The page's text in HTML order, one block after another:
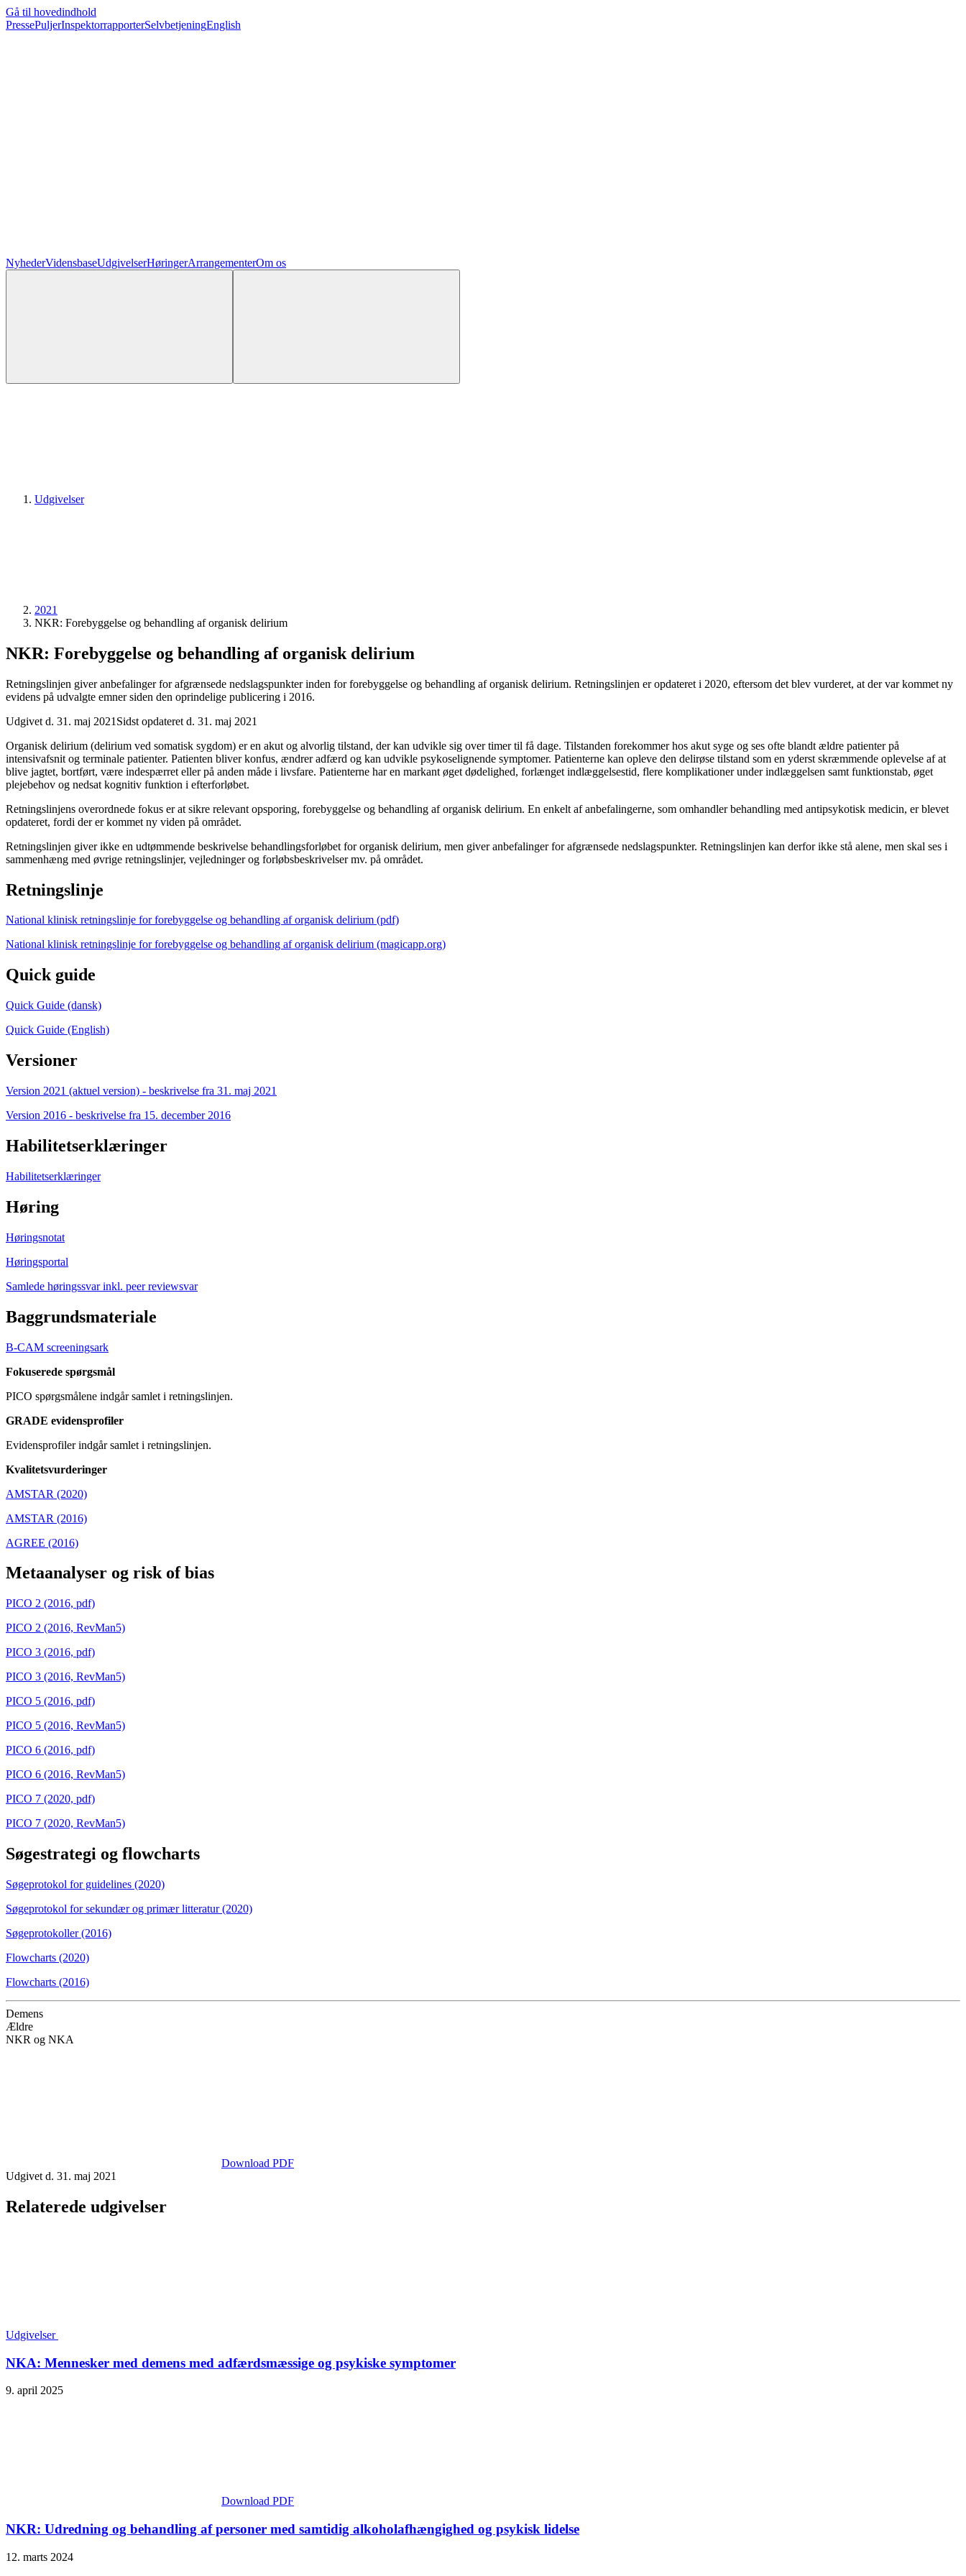
Gå til hovedindhold
PressePuljerInspektorrapporterSelvbetjeningEnglish
NyhederVidensbaseUdgivelserHøringerArrangementerOm os
Udgivelser
2021
NKR: Forebyggelse og behandling af organisk delirium
NKR: Forebyggelse og behandling af organisk delirium
Retningslinjen giver anbefalinger for afgrænsede nedslagspunkter inden for forebyggelse og behandling af organisk delirium. Retningslinjen er opdateret i 2020, eftersom det blev vurderet, at der var kommet ny
evidens på udvalgte emner siden den oprindelige publicering i 2016.
Udgivet d. 31. maj 2021 Sidst opdateret d. 31. maj 2021
Organisk delirium (delirium ved somatisk sygdom) er en akut og alvorlig tilstand, der kan udvikle sig over timer til få dage. Tilstanden forekommer hos akut syge og ses ofte blandt ældre patienter på
intensivafsnit og terminale patienter. Patienten bliver konfus, ændrer adfærd og kan udvikle psykoselignende symptomer. Patienterne kan opleve den delirøse tilstand som en yderst skræmmende oplevelse af at
blive jagtet, bortført, være indespærret eller på anden måde i livsfare. Patienterne har en markant øget dødelighed, forlænget indlæggelsestid, flere komplikationer under indlæggelsen samt funktionstab, øget
plejebehov og nedsat kognitiv funktion i efterforløbet.
Retningslinjens overordnede fokus er at sikre relevant opsporing, forebyggelse og behandling af organisk delirium. En enkelt af anbefalingerne, som omhandler behandling med antipsykotisk medicin, er blevet
opdateret, fordi der er kommet ny viden på området.
Retningslinjen giver ikke en udtømmende beskrivelse behandlingsforløbet for organisk delirium, men giver anbefalinger for afgrænsede nedslagspunkter. Retningslinjen kan derfor ikke stå alene, men skal ses i
sammenhæng med øvrige retningslinjer, vejledninger og forløbsbeskrivelser mv. på området.
Retningslinje
National klinisk retningslinje for forebyggelse og behandling af organisk delirium (pdf)
National klinisk retningslinje for forebyggelse og behandling af organisk delirium (magicapp.org)
Quick guide
Quick Guide (dansk)
Quick Guide (English)
Versioner
Version 2021 (aktuel version) - beskrivelse fra 31. maj 2021
Version 2016 - beskrivelse fra 15. december 2016
Habilitetserklæringer
Habilitetserklæringer
Høring
Høringsnotat
Høringsportal
Samlede høringssvar inkl. peer reviewsvar
Baggrundsmateriale
B-CAM screeningsark
Fokuserede spørgsmål
PICO spørgsmålene indgår samlet i retningslinjen.
GRADE evidensprofiler
Evidensprofiler indgår samlet i retningslinjen.
Kvalitetsvurderinger
AMSTAR (2020)
AMSTAR (2016)
AGREE (2016)
Metaanalyser og risk of bias
PICO 2 (2016, pdf)
PICO 2 (2016, RevMan5)
PICO 3 (2016, pdf)
PICO 3 (2016, RevMan5)
PICO 5 (2016, pdf)
PICO 5 (2016, RevMan5)
PICO 6 (2016, pdf)
PICO 6 (2016, RevMan5)
PICO 7 (2020, pdf)
PICO 7 (2020, RevMan5)
Søgestrategi og flowcharts
Søgeprotokol for guidelines (2020)
Søgeprotokol for sekundær og primær litteratur (2020)
Søgeprotokoller (2016)
Flowcharts (2020)
Flowcharts (2016)
Demens
Ældre
NKR og NKA
Download PDF
Udgivet d. 31. maj 2021
Relaterede udgivelser
Udgivelser
NKA: Mennesker med demens med adfærdsmæssige og psykiske symptomer
9. april 2025
Download PDF
NKR: Udredning og behandling af personer med samtidig alkoholafhængighed og psykisk lidelse
12. marts 2024